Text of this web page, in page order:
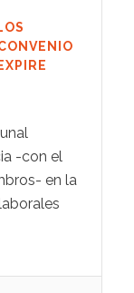
-con el
en la